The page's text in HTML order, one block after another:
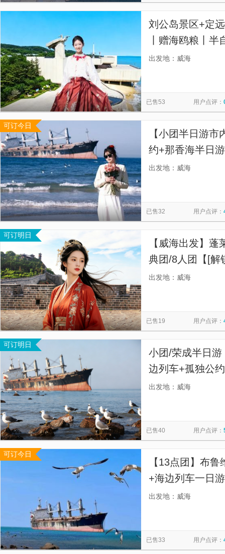
刘公岛景区+定
丨赠海鸥粮丨
解｜ 金牌导游
出发地：威海
已售53 用户点评：
可订今日
【小团半日游
约+那香海半日
服务】
出发地：威海
已售32 用户点评：
可订明日
【威海出发】
典团/8人团【[解
境”蓬莱阁，寻
出发地：威海
已售19 用户点评：
可订明日
小团/荣成半日
边列车+孤独公
卡！】
出发地：威海
已售40 用户点评：
可订今日
【13点团】布
+海边列车一日
游客]上午可自
出发地：威海
已售33 用户点评：